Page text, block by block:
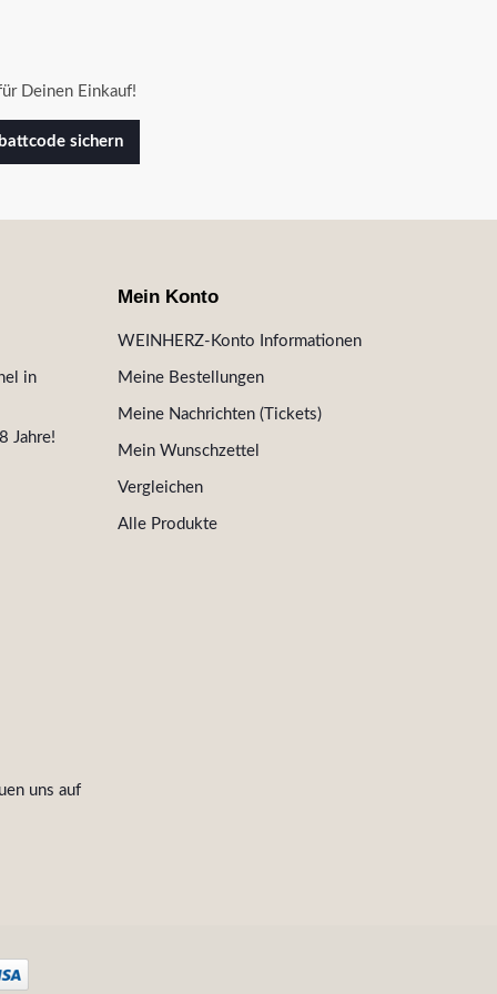
Deinen Einkauf!
sichern
in
Jahre!
uns auf
Mein Konto
WEINHERZ-Konto Informationen
Meine Bestellungen
Meine Nachrichten (Tickets)
Mein Wunschzettel
Vergleichen
Alle Produkte